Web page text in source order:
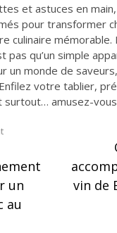
et astuces en
pour transformer
culinaire mémorable.
pas qu’un simple
un monde de
votre tablier,
surtout… amusez-
un
au
vin de